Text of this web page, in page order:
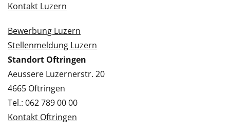
Kontakt Luzern
Bewerbung Luzern
Stellenmeldung Luzern
Standort Oftringen
Aeussere Luzernerstr. 20
4665 Oftringen
Tel.: 062 789 00 00
Kontakt Oftringen